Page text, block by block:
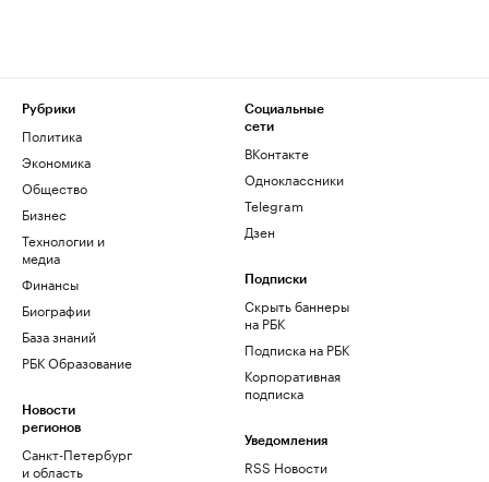
Рубрики
Политика
Экономика
Общество
Бизнес
Технологии и
медиа
Финансы
Биографии
База знаний
РБК Образование
Новости
регионов
Санкт-Петербург
и область
Социальные
сети
ВКонтакте
Одноклассники
Telegram
Дзен
Подписки
Скрыть баннеры
на РБК
Подписка на РБК
Корпоративная
подписка
Уведомления
RSS Новости